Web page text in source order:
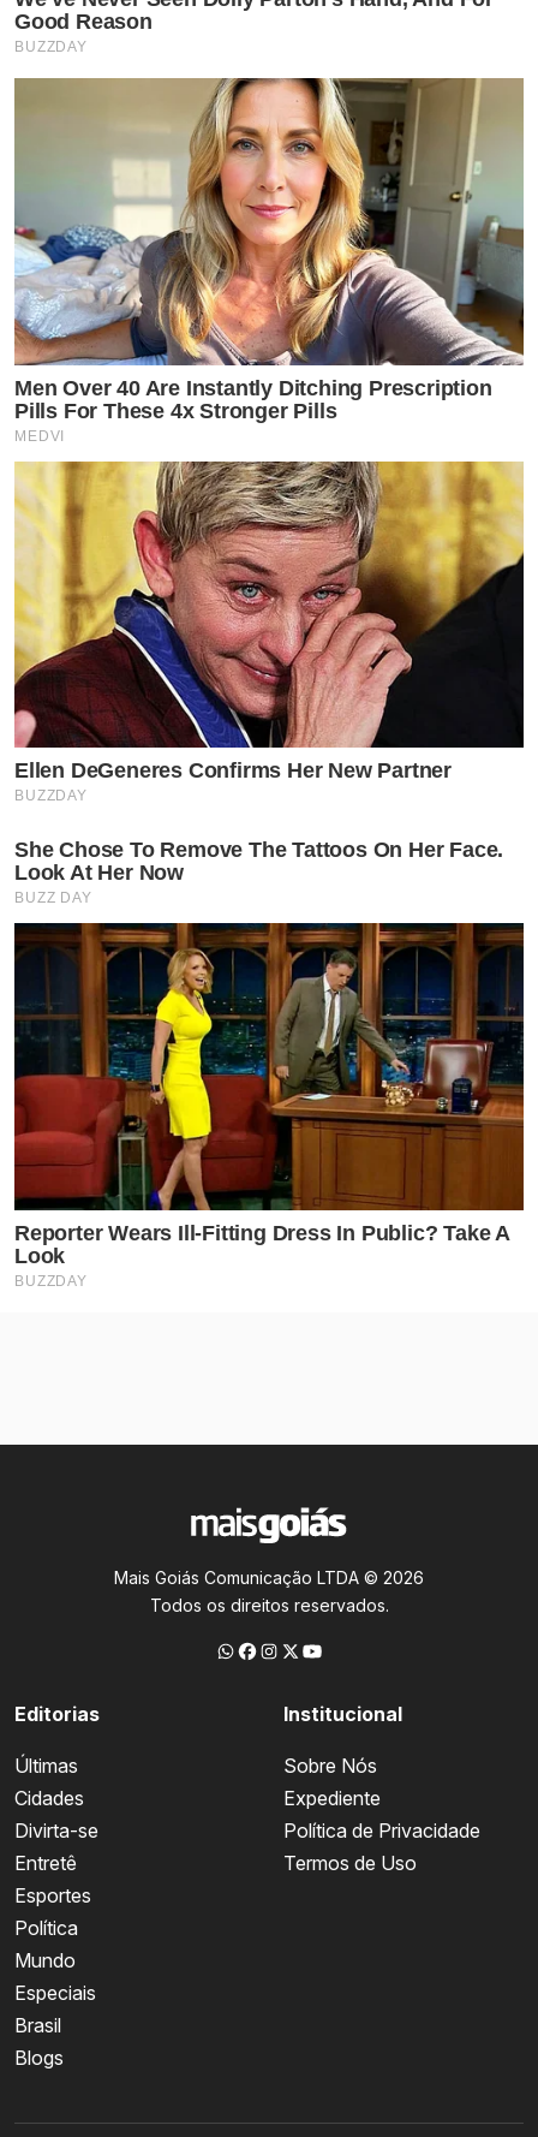
Mais Goiás Comunicação LTDA © 2026
Todos os direitos reservados.
Editorias
Últimas
Cidades
Divirta-se
Entretê
Esportes
Política
Mundo
Especiais
Brasil
Blogs
Institucional
Sobre Nós
Expediente
Política de Privacidade
Termos de Uso